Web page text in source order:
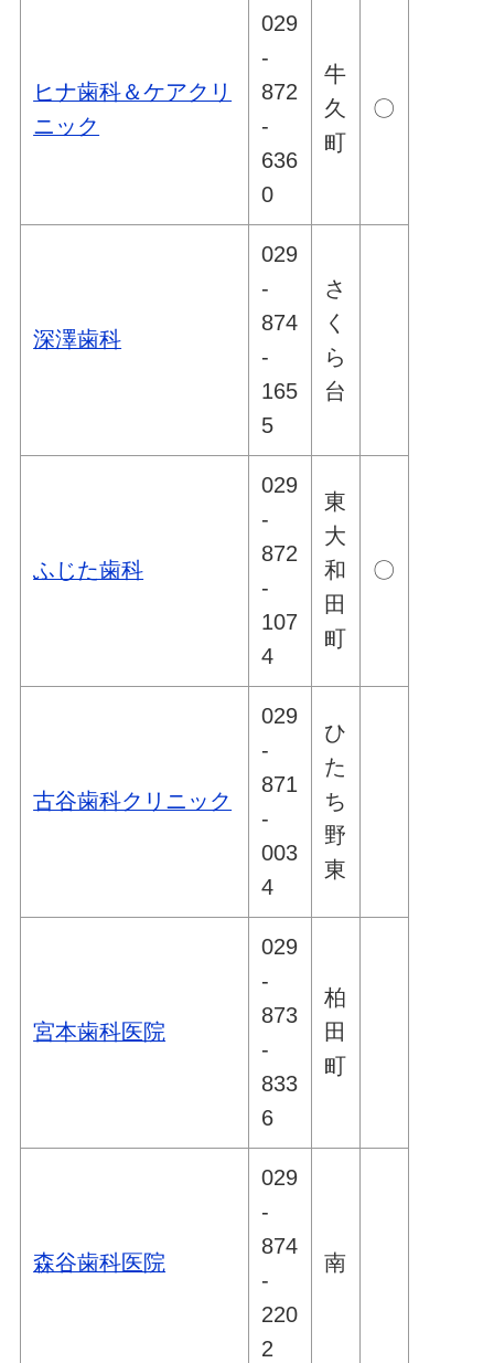
ヒナ歯科＆ケアクリ
ニック
029
-
872
-
636
0
牛
久
町
〇
深澤歯科
029
-
874
-
165
5
さ
く
ら
台
ふじた歯科
029
-
872
-
107
4
東
大
和
田
町
〇
古谷歯科クリニック
029
-
871
-
003
4
ひ
た
ち
野
東
宮本歯科医院
029
-
873
-
833
6
柏
田
町
森谷歯科医院
029
-
874
-
220
2
南